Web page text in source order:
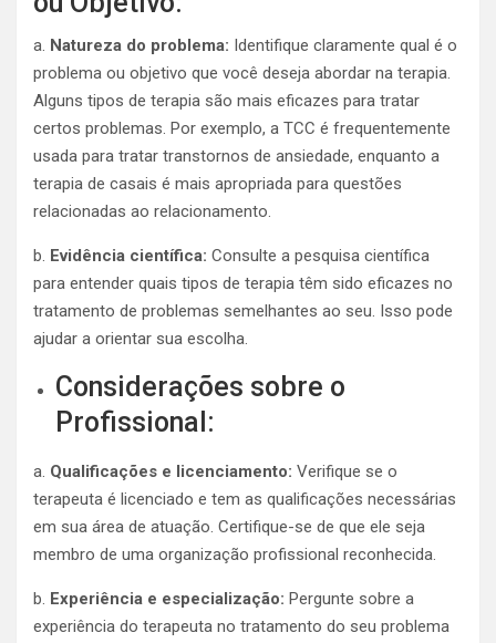
a. Natureza do problema: Identifique claramente qual é o
problema ou objetivo que você deseja abordar na terapia.
Alguns tipos de terapia são mais eficazes para tratar
certos problemas. Por exemplo, a TCC é frequentemente
usada para tratar transtornos de ansiedade, enquanto a
terapia de casais é mais apropriada para questões
relacionadas ao relacionamento.
b. Evidência científica: Consulte a pesquisa científica
para entender quais tipos de terapia têm sido eficazes no
tratamento de problemas semelhantes ao seu. Isso pode
ajudar a orientar sua escolha.
Considerações sobre o
Profissional:
a. Qualificações e licenciamento: Verifique se o
terapeuta é licenciado e tem as qualificações necessárias
em sua área de atuação. Certifique-se de que ele seja
membro de uma organização profissional reconhecida.
b. Experiência e especialização: Pergunte sobre a
experiência do terapeuta no tratamento do seu problema